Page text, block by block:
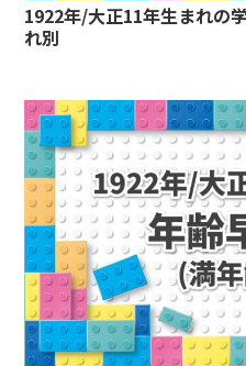
1922年/大正11年生まれの
れ別